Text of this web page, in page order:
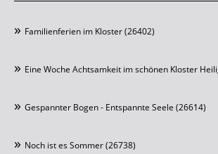
Familienferien im Kloster (26402)
Eine Woche Achtsamkeit im schönen Kloster
Gespannter Bogen - Entspannte Seele (26614)
Noch ist es Sommer (26738)